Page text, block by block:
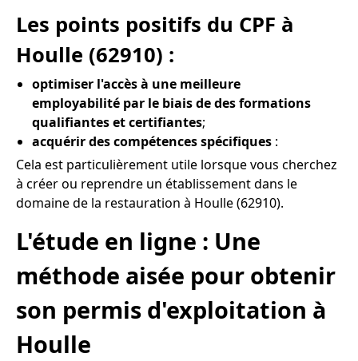
Les points positifs du CPF à
Houlle (62910) :
optimiser l'accès à une meilleure
employabilité par le biais de des formations
qualifiantes et certifiantes;
acquérir des compétences spécifiques :
Cela est particulièrement utile lorsque vous cherchez
à créer ou reprendre un établissement dans le
domaine de la restauration à Houlle (62910).
L'étude en ligne : Une
méthode aisée pour obtenir
son permis d'exploitation à
Houlle